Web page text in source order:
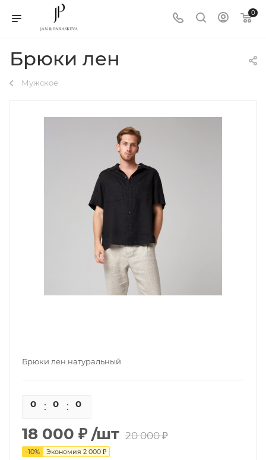
0
Брюки лен
Мужское
Брюки лен натуральный
0 0 0
18 000 ₽ /шт 20 000 ₽
-10% Экономия 2 000 ₽